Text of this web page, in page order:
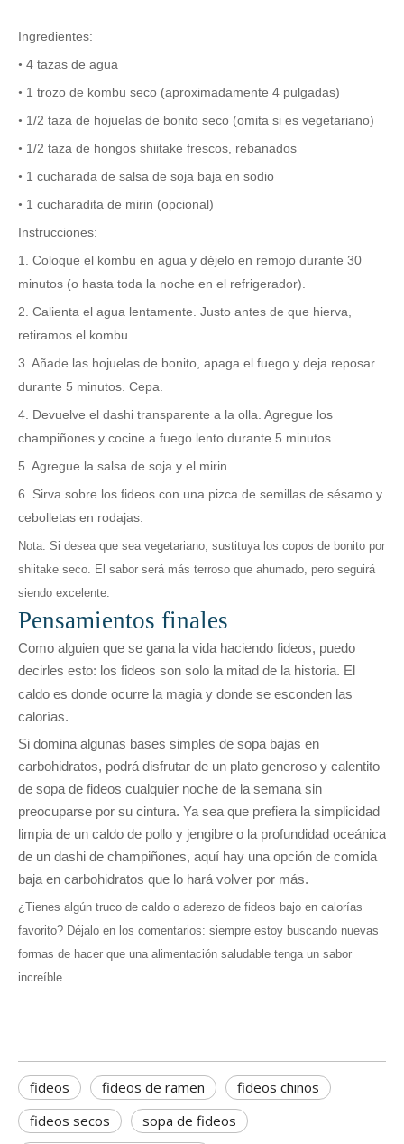
Ingredientes:
• 4 tazas de agua
• 1 trozo de kombu seco (aproximadamente 4 pulgadas)
• 1/2 taza de hojuelas de bonito seco (omita si es vegetariano)
• 1/2 taza de hongos shiitake frescos, rebanados
• 1 cucharada de salsa de soja baja en sodio
• 1 cucharadita de mirin (opcional)
Instrucciones:
1. Coloque el kombu en agua y déjelo en remojo durante 30
minutos (o hasta toda la noche en el refrigerador).
2. Calienta el agua lentamente. Justo antes de que hierva,
retiramos el kombu.
3. Añade las hojuelas de bonito, apaga el fuego y deja reposar
durante 5 minutos. Cepa.
4. Devuelve el dashi transparente a la olla. Agregue los
champiñones y cocine a fuego lento durante 5 minutos.
5. Agregue la salsa de soja y el mirin.
6. Sirva sobre los fideos con una pizca de semillas de sésamo y
cebolletas en rodajas.
Nota: Si desea que sea vegetariano, sustituya los copos de bonito por
shiitake seco. El sabor será más terroso que ahumado, pero seguirá
siendo excelente.
Pensamientos finales
Como alguien que se gana la vida haciendo fideos, puedo
decirles esto: los fideos son solo la mitad de la historia. El
caldo es donde ocurre la magia y donde se esconden las
calorías.
Si domina algunas bases simples de sopa bajas en
carbohidratos, podrá disfrutar de un plato generoso y calentito
de sopa de fideos cualquier noche de la semana sin
preocuparse por su cintura. Ya sea que prefiera la simplicidad
limpia de un caldo de pollo y jengibre o la profundidad oceánica
de un dashi de champiñones, aquí hay una opción de comida
baja en carbohidratos que lo hará volver por más.
¿Tienes algún truco de caldo o aderezo de fideos bajo en calorías
favorito? Déjalo en los comentarios: siempre estoy buscando nuevas
formas de hacer que una alimentación saludable tenga un sabor
increíble.
fideos fideos de ramen
fideos chinos
fideos secos
sopa de fideos
La guía definitiva para cocinar fideos de huevo